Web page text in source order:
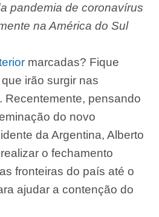
pandemia de coronavírus
na América do Sul
marcadas? Fique
irão surgir nas
Recentemente, pensando
do novo
da Argentina, Alberto
o fechamento
fronteiras do país até o
ajudar a contenção do